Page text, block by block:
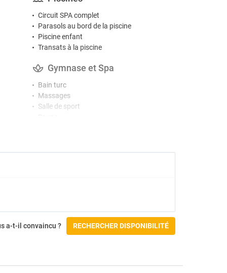
Circuit SPA complet
Parasols au bord de la piscine
Piscine enfant
Transats à la piscine
Gymnase et Spa
Bain turc
Massages
Salle de sport
Accès pour fauteuils roulants
a-t-il convaincu ? RECHERCHER DISPONIBILITÉ